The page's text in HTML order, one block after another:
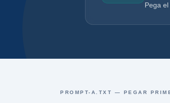
Pega
PROMPT-A.TXT — PEGAR